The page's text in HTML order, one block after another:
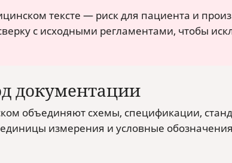
тексте — риск для пациента и
с исходными регламентами, чтобы
документации
объединяют схемы, спецификации,
измерения и условные